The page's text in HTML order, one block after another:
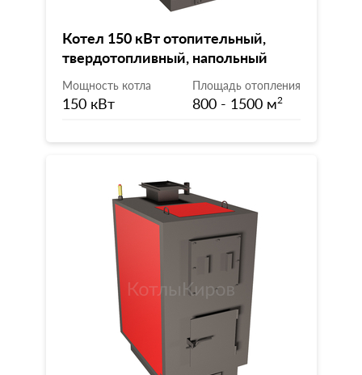
Котел 150 кВт отопительный,
твердотопливный, напольный
Мощность котла
150 кВт
Площадь отопления
800 - 1500 м2